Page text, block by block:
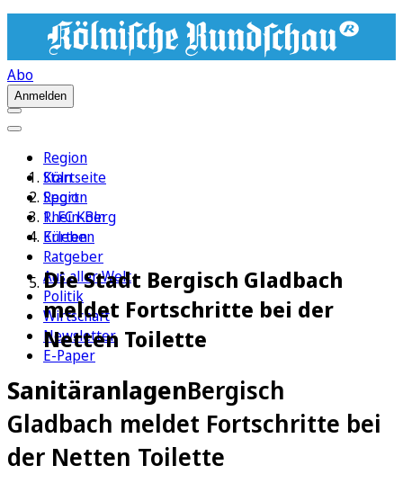
Abo
Anmelden
Region
Köln
Sport
1. FC Köln
Erleben
Ratgeber
Aus aller Welt
Politik
Wirtschaft
Newsletter
E-Paper
Startseite
Region
Rhein-Berg
Kürten
Die Stadt Bergisch Gladbach
meldet Fortschritte bei der
Netten Toilette
SanitäranlagenBergisch
Gladbach meldet Fortschritte bei
der Netten Toilette